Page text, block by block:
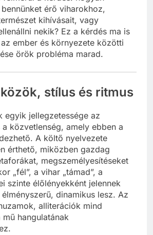
érő viharokhoz,
kihívásait, vagy
nekik? Ez a kérdés ma is
ember és környezete közötti
örök probléma marad.
stílus és ritmus
egyik jellegzetessége az
közvetlenség, amely ebben a
A költő nyelvezete
érthető, miközben gazdag
megszemélyesítéseket
„fél”, a vihar „támad”, a
szinte élőlényekként jelennek
dinamikus lesz. Az
alliterációk mind
hangulatának